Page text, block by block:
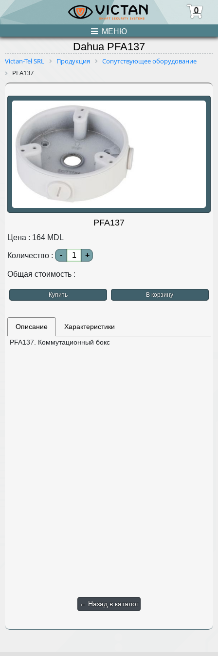
0
МЕНЮ
ПРОДУКЦИЯ
УСЛУГИ
КОНТАКТЫ
Dahua PFA137
Victan-Tel SRL Продукция
Сопутствующее оборудование
PFA137
PFA137
Цена : 164 MDL
Количество : - +
Общая стоимость :
Купить В корзину
Описание
Характеристики
PFA137. Коммутационный бокс
← Назад в каталог